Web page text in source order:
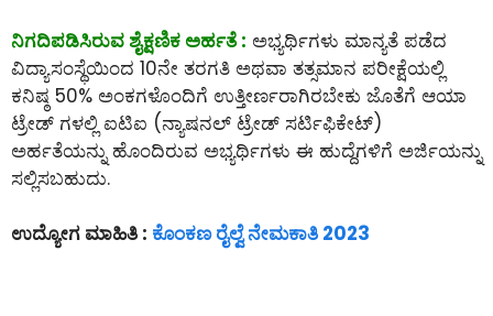
ನಿಗದಿಪಡಿಸಿರುವ ಶೈಕ್ಷಣಿಕ ಅರ್ಹತೆ : ಅಭ್ಯರ್ಥಿಗಳು ಮಾನ್ಯತೆ ಪಡೆದ
ವಿದ್ಯಾಸಂಸ್ಥೆಯಿಂದ 10ನೇ ತರಗತಿ ಅಥವಾ ತತ್ಸಮಾನ ಪರೀಕ್ಷೆಯಲ್ಲಿ
ಕನಿಷ್ಠ 50% ಅಂಕಗಳೊಂದಿಗೆ ಉತ್ತೀರ್ಣರಾಗಿರಬೇಕು ಜೊತೆಗೆ ಆಯಾ
ಟ್ರೇಡ್ ಗಳಲ್ಲಿ ಐಟಿಐ (ನ್ಯಾಷನಲ್ ಟ್ರೇಡ್ ಸರ್ಟಿಫಿಕೇಟ್)
ಅರ್ಹತೆಯನ್ನು ಹೊಂದಿರುವ ಅಭ್ಯರ್ಥಿಗಳು ಈ ಹುದ್ದೆಗಳಿಗೆ ಅರ್ಜಿಯನ್ನು
ಸಲ್ಲಿಸಬಹುದು.
ಉದ್ಯೋಗ ಮಾಹಿತಿ : ಕೊಂಕಣ ರೈಲ್ವೆ ನೇಮಕಾತಿ 2023